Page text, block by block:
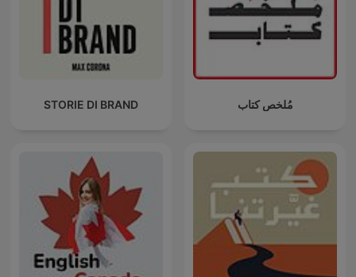
مُلخص كتاب STORIE DI BRAND